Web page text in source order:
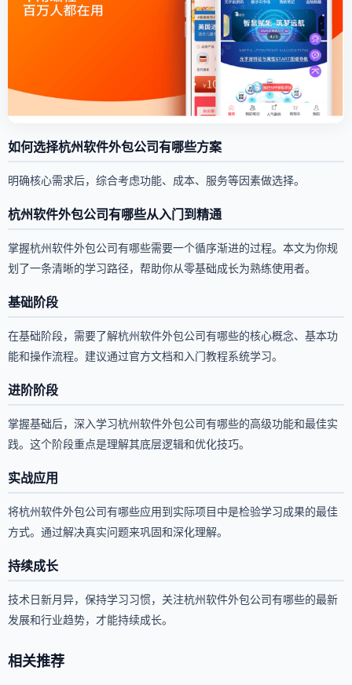
如何选择杭州软件外包公司有哪些方案
明确核心需求后，综合考虑功能、成本、服务等因素做选择。
杭州软件外包公司有哪些从入门到精通
掌握杭州软件外包公司有哪些需要一个循序渐进的过程。本文为你规
划了一条清晰的学习路径，帮助你从零基础成长为熟练使用者。
基础阶段
在基础阶段，需要了解杭州软件外包公司有哪些的核心概念、基本功
能和操作流程。建议通过官方文档和入门教程系统学习。
进阶阶段
掌握基础后，深入学习杭州软件外包公司有哪些的高级功能和最佳实
践。这个阶段重点是理解其底层逻辑和优化技巧。
实战应用
将杭州软件外包公司有哪些应用到实际项目中是检验学习成果的最佳
方式。通过解决真实问题来巩固和深化理解。
持续成长
技术日新月异，保持学习习惯，关注杭州软件外包公司有哪些的最新
发展和行业趋势，才能持续成长。
相关推荐